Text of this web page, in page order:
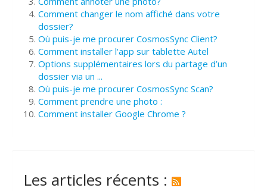
Comment changer le nom affiché dans votre
dossier?
Où puis-je me procurer CosmosSync Client?
Comment installer l'app sur tablette Autel
Options supplémentaires lors du partage d’un
dossier via un ...
Où puis-je me procurer CosmosSync Scan?
Comment prendre une photo :
Comment installer Google Chrome ?
Les articles récents :